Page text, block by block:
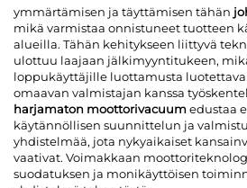
ymmärtämisen ja täyttämisen tähän
mikä varmistaa onnistuneet tuotteen
alueilla. Tähän kehitykseen liittyvä
ulottuu laajaan jälkimyyntitukeen,
loppukäyttäjille luottamusta
omaavan valmistajan kanssa
harjamaton moottorivacuumedustaa
käytännöllisen suunnittelun ja
yhdistelmää, jota nykyaikaiset
vaativat. Voimakkaan
suodatuksen ja monikäyttöisen